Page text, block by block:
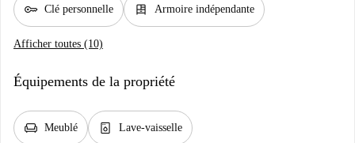
key Clé personnelle dresser Armoire indépendante
Afficher toutes (10)
Équipements de la propriété
chair Meublé dishwasher_gen Lave-vaisselle